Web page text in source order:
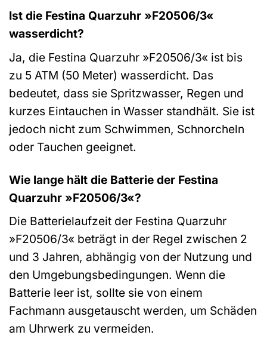
Ist die Festina Quarzuhr »F20506/3«
wasserdicht?
Ja, die Festina Quarzuhr »F20506/3« ist bis
zu 5 ATM (50 Meter) wasserdicht. Das
bedeutet, dass sie Spritzwasser, Regen und
kurzes Eintauchen in Wasser standhält. Sie ist
jedoch nicht zum Schwimmen, Schnorcheln
oder Tauchen geeignet.
Wie lange hält die Batterie der Festina
Quarzuhr »F20506/3«?
Die Batterielaufzeit der Festina Quarzuhr
»F20506/3« beträgt in der Regel zwischen 2
und 3 Jahren, abhängig von der Nutzung und
den Umgebungsbedingungen. Wenn die
Batterie leer ist, sollte sie von einem
Fachmann ausgetauscht werden, um Schäden
am Uhrwerk zu vermeiden.